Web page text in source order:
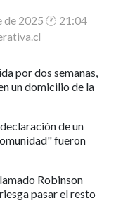
2025 🕐 21:04
por dos semanas,
un domicilio de la
de un
fueron
Robinson
pasar el resto